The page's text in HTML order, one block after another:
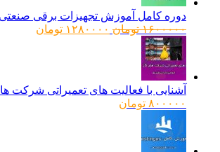
دوره کامل آموزش تجهیزات برقی صنعتی
۱۶۰۰۰۰۰ تومانقیمت
۱۲۸۰۰۰۰ تومانقیمت
آشنایی با فعالیت های تعمیراتی شرکت های
۸۰۰۰۰۰ تومان